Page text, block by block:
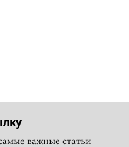
важные статьи